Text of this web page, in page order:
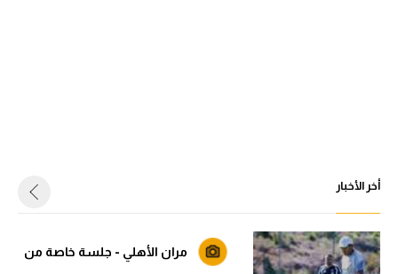
أخر الأخبار
مران الأهلي - جلسة خاصة من